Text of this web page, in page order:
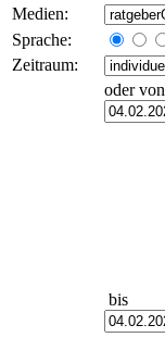
Medien:
Sprache:
Zeitraum:
oder von
bis